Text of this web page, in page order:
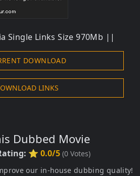
Single Links Size 970Mb ||
DOWNLOAD
LINKS
Dubbed Movie
⭐ 0.0/5 (0 Votes)
our in-house dubbing quality!